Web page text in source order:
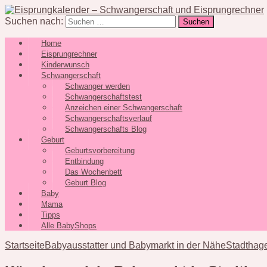
Suchen nach:
Home
Eisprungrechner
Kinderwunsch
Schwangerschaft
Schwanger werden
Schwangerschaftstest
Anzeichen einer Schwangerschaft
Schwangerschaftsverlauf
Schwangerschafts Blog
Geburt
Geburtsvorbereitung
Entbindung
Das Wochenbett
Geburt Blog
Baby
Mama
Tipps
Alle BabyShops
StartseiteBabyausstatter und Babymarkt in der Nähe